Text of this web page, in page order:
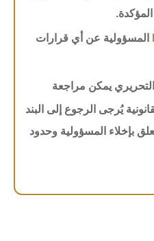
المؤكدة.
المسؤولية عن أي قرارات
يمكن مراجعة
يُرجى الرجوع إلى البند
بإخلاء المسؤولية وحدود